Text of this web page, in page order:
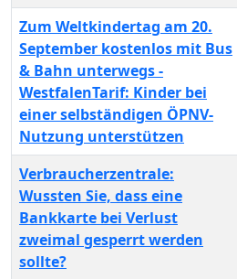
Zum Weltkindertag am 20.
September kostenlos mit Bus
& Bahn unterwegs -
WestfalenTarif: Kinder bei
einer selbständigen ÖPNV-
Nutzung unterstützen
Verbraucherzentrale:
Wussten Sie, dass eine
Bankkarte bei Verlust
zweimal gesperrt werden
sollte?